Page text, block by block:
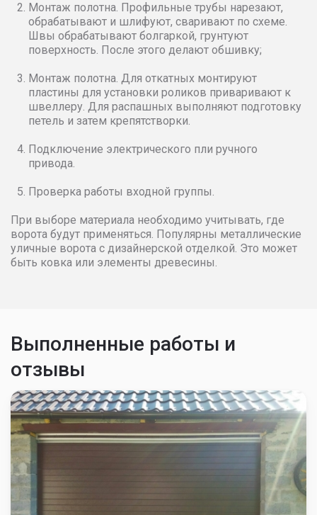
Монтаж полотна. Профильные трубы нарезают,
обрабатывают и шлифуют, сваривают по схеме.
Швы обрабатывают болгаркой, грунтуют
поверхность. После этого делают обшивку;
Монтаж полотна. Для откатных монтируют
пластины для установки роликов приваривают к
швеллеру. Для распашных выполняют подготовку
петель и затем крепятстворки.
Подключение электрического пли ручного
привода.
Проверка работы входной группы.
При выборе материала необходимо учитывать, где
ворота будут применяться. Популярны металлические
уличные ворота с дизайнерской отделкой. Это может
быть ковка или элементы древесины.
Выполненные работы и
отзывы